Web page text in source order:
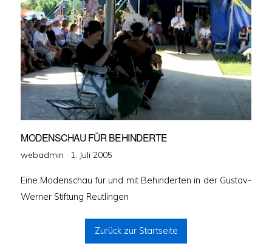
MODENSCHAU FÜR BEHINDERTE
webadmin · Veröffentlicht
1. Juli 2005
Eine Modenschau für und mit Behinderten in der Gustav-
Werner Stiftung Reutlingen
Zurück zur Startseite